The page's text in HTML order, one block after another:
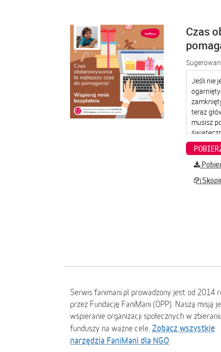
Czas
Serwis fanimani.pl prowadzony jest od 2014
przez Fundację FaniMani (OPP). Naszą misją
wspieranie organizacji społecznych w
funduszy na ważne cele. Zobacz wszystkie
narzędzia FaniMani dla NGO